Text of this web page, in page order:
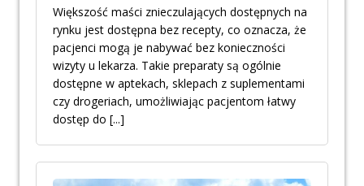
Większość maści znieczulających dostępnych na
rynku jest dostępna bez recepty, co oznacza, że
pacjenci mogą je nabywać bez konieczności
wizyty u lekarza. Takie preparaty są ogólnie
dostępne w aptekach, sklepach z suplementami
czy drogeriach, umożliwiając pacjentom łatwy
dostęp do [...]